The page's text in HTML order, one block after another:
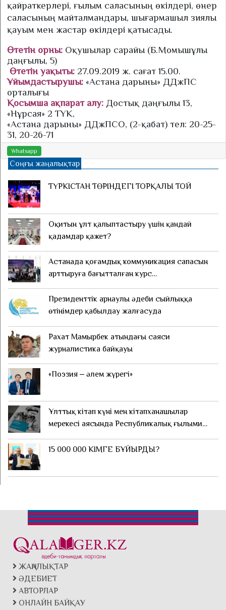
қайраткерлері, ғылым саласының өкілдері, өнер
саласының майталмандары, шығармашыл зиялы
қауым мен жастар өкілдері қатысады.
Өтетін орны: Оқушылар сарайы (Б.Момышұлы
даңғылы, 5)
Өтетін уақыты: 27.09.2019 ж. сағат 15.00.
Ұйымдастырушы: «Астана дарыны» ДДжПС
орталығы
Қосымша ақпарат алу: Достық даңғылы 13,
«Нұрсая» 2 ТҮК,
«Астана дарыны» ДДжПСО, (2-қабат) тел: 20-25-
31, 20-26-71
Whatsapp
Соңғы жаңалықтар
ТҮРКІСТАН ТӨРІНДЕГІ ТОРҚАЛЫ ТОЙ
Оқитын ұлт қалыптастыру үшін қандай
қадамдар қажет?
Астанада қоғамдық коммуникация сапасын
арттыруға бағытталған курс
Президенттік арнаулы әдеби сыйлыққа
өтінімдер қабылдау жалғасуда
Рахат Мамырбек атындағы саяси
журналистика байқауы
«Поэзия ‒ әлем жүрегі»
Ұлттық кітап күні мен кітапханашылар
мерекесі аясында Республикалық ғылыми
15 000 000 КІМГЕ БҰЙЫРДЫ?
ЖАҢАЛЫҚТАР
ӘДЕБИЕТ
АВТОРЛАР
ОНЛАЙН БАЙҚАУ